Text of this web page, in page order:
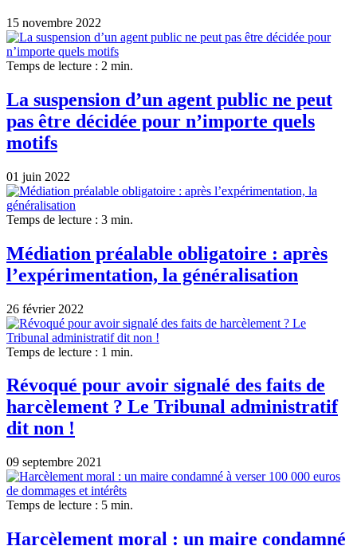
15 novembre 2022
Temps de lecture : 2 min.
La suspension d’un agent public ne peut
pas être décidée pour n’importe quels
motifs
01 juin 2022
Temps de lecture : 3 min.
Médiation préalable obligatoire : après
l’expérimentation, la généralisation
26 février 2022
Temps de lecture : 1 min.
Révoqué pour avoir signalé des faits de
harcèlement ? Le Tribunal administratif
dit non !
09 septembre 2021
Temps de lecture : 5 min.
Harcèlement moral : un maire condamné